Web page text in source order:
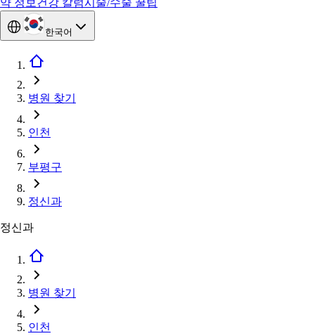
약 정보 건강 칼럼시술/수술 꿀팁
한국어
병원 찾기
인천
부평구
정신과
정신과
병원 찾기
인천